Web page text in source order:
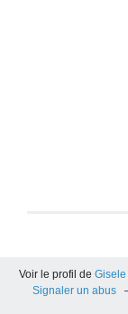
Voir le profil de Gisele
Signaler un abus